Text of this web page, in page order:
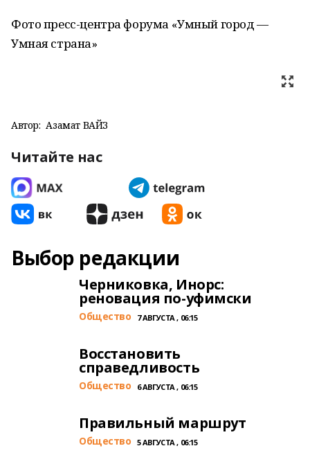
Фото пресс-центра форума «Умный город —
Умная страна»
Автор: Азамат ВАЙЗ
Читайте нас
Выбор редакции
Черниковка, Инорс:
реновация по-уфимски
Общество 7 АВГУСТА , 06:15
Восстановить
справедливость
Общество 6 АВГУСТА , 06:15
Правильный маршрут
Общество 5 АВГУСТА , 06:15